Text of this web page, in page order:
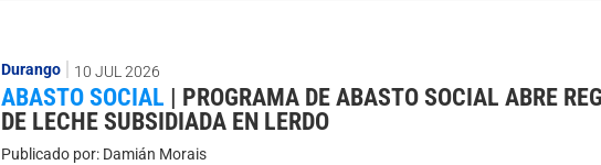
Durango 10 JUL 2026
ABASTO SOCIAL
PROGRAMA DE ABASTO SOCIAL ABRE
DE LECHE SUBSIDIADA EN LERDO
Publicado por:Damián Morais